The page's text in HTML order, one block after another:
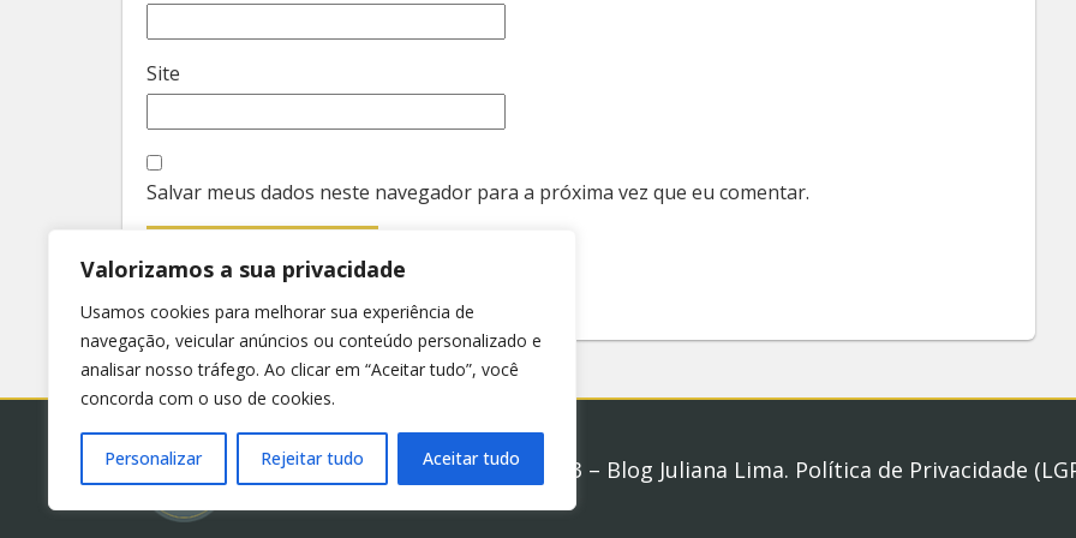
Valorizamos a sua privacidade
Usamos cookies para melhorar sua experiência de
navegação, veicular anúncios ou conteúdo personalizado e
analisar nosso tráfego. Ao clicar em “Aceitar tudo”, você
concorda com o uso de cookies.
Personalizar Rejeitar tudo Aceitar tudo
Site
Salvar meus dados neste navegador para a próxima vez que eu comentar.
© 2023 – Blog Juliana Lima. Política de Privacidade